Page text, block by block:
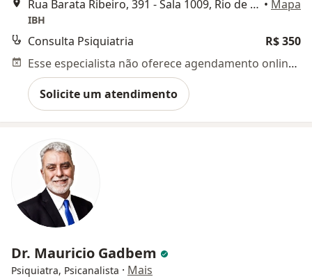
Rua Barata Ribeiro, 391 - Sala 1009, Rio de Janeiro • Mapa
IBH
Consulta Psiquiatria
R$ 350
Esse especialista não oferece agendamento online para esse endereço.
Solicite um atendimento
Dr. Mauricio Gadbem
Psiquiatra, Psicanalista · Mais